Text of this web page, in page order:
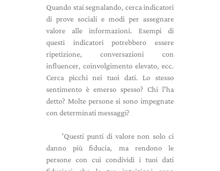
Quando stai segnalando, cerca indicatori
di prove sociali e modi per assegnare
valore alle informazioni. Esempi di
questi indicatori potrebbero essere
ripetizione, conversazioni con
influencer, coinvolgimento elevato, ecc.
Cerca picchi nei tuoi dati. Lo stesso
sentimento è emerso spesso? Chi l'ha
detto? Molte persone si sono impegnate
con determinati messaggi?
'Questi punti di valore non solo ci
danno più fiducia, ma rendono le
persone con cui condividi i tuoi dati